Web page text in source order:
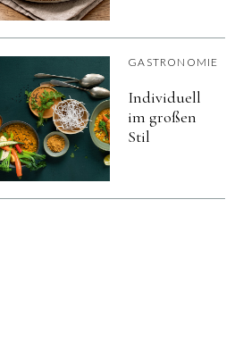
GASTRONOMIE
Individuell
im großen
Stil